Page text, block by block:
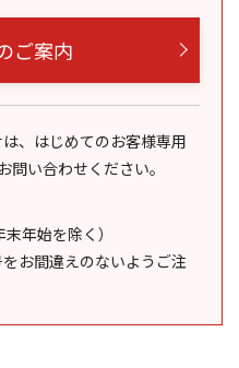
ご案内
、はじめてのお客様専用
問い合わせください。
年始を除く）
お間違えのないようご注